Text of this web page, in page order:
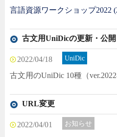
言語資源ワークショップ2022
古文用UniDicの更新・公開
2022/04/18 UniDic
古文用のUniDic 10種（
URL変更
2022/04/01 お知らせ